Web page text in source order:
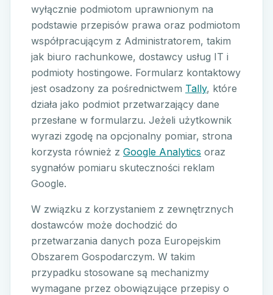
wyłącznie podmiotom uprawnionym na
podstawie przepisów prawa oraz podmiotom
współpracującym z Administratorem, takim
jak biuro rachunkowe, dostawcy usług IT i
podmioty hostingowe. Formularz kontaktowy
jest osadzony za pośrednictwem Tally, które
działa jako podmiot przetwarzający dane
przesłane w formularzu. Jeżeli użytkownik
wyrazi zgodę na opcjonalny pomiar, strona
korzysta również z Google Analytics oraz
sygnałów pomiaru skuteczności reklam
Google.
W związku z korzystaniem z zewnętrznych
dostawców może dochodzić do
przetwarzania danych poza Europejskim
Obszarem Gospodarczym. W takim
przypadku stosowane są mechanizmy
wymagane przez obowiązujące przepisy o